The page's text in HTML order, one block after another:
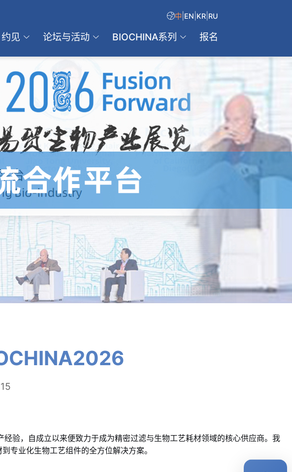
中 EN KR RU
约见 论坛与活动 BIOCHINA系列 报名
验，自成立以来便致力于成为精密过滤与生物工艺耗材领域的核心供应商。我
专业化生物工艺组件的全方位解决方案。